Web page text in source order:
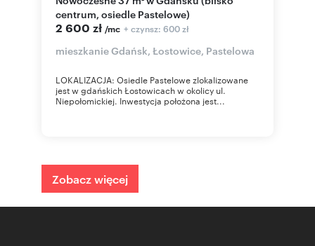
centrum, osiedle Pastelowe)
2 600 zł /mc + czynsz: 600 zł
mieszkanie Gdańsk, Łostowice, Pastelowa
LOKALIZACJA: Osiedle Pastelowe zlokalizowane
jest w gdańskich Łostowicach w okolicy ul.
Niepołomickiej. Inwestycja położona jest...
Zobacz więcej